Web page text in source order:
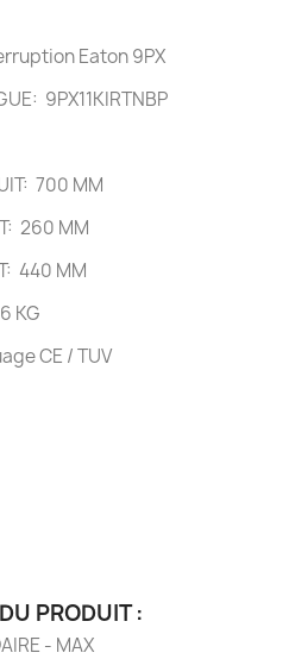
Eaton 9PX
9PX11KIRTNBP
700 MM
260 MM
440 MM
KG
CE / TUV
PRODUIT :
- MAX